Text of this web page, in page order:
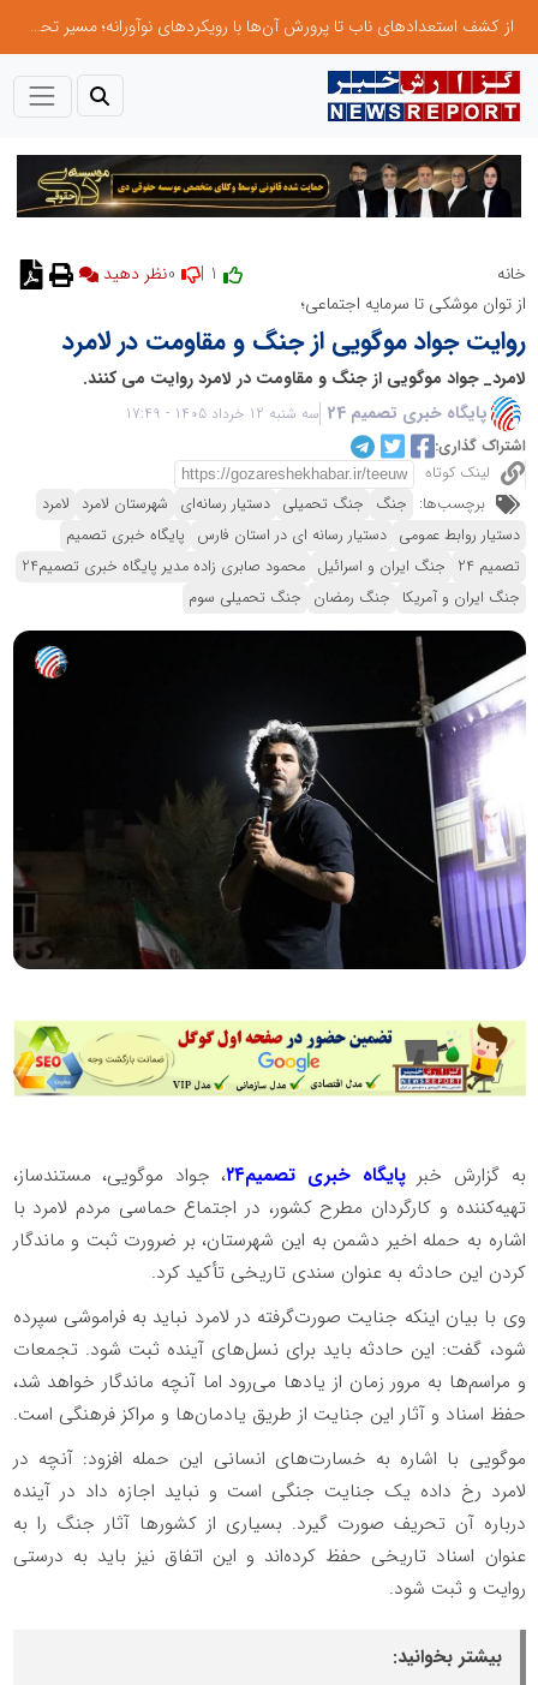
از کشف استعدادهای ناب تا پرورش آن‌ها با رویکردهای نوآورانه؛ مسیر تحول‌آفرین شنای ایران در سطح جهانی
خانه
نظر دهید
از توان موشکی تا سرمایه اجتماعی؛
روایت جواد موگویی از جنگ و مقاومت در لامرد
لامرد_ جواد موگویی از جنگ و مقاومت در لامرد روایت می کنند.
پایگاه خبری تصمیم 24
سه شنبه 12 خرداد 1405 - 17:49
اشتراک گذاری:
لینک کوتاه
برچسب‌ها: جنگ جنگ تحمیلی دستیار رسانه‌ای شهرستان لامرد لامرد
دستیار روابط عمومی دستیار رسانه ای در استان فارس پایگاه خبری تصمیم
تصمیم 24
جنگ ایران و اسرائیل محمود صابری زاده مدیر پایگاه خبری تصمیم24
جنگ ایران و آمریکا جنگ رمضان جنگ تحمیلی سوم
به گزارش خبر پایگاه خبری تصمیم۲۴
، جواد موگویی، مستندساز،
تهیه‌کننده و کارگردان مطرح کشور، در اجتماع حماسی مردم لامرد با
اشاره به حمله اخیر دشمن به این شهرستان، بر ضرورت ثبت و ماندگار
کردن این حادثه به عنوان سندی تاریخی تأکید کرد.
وی با بیان اینکه جنایت صورت‌گرفته در لامرد نباید به فراموشی سپرده
شود، گفت: این حادثه باید برای نسل‌های آینده ثبت شود. تجمعات
و مراسم‌ها به مرور زمان از یادها می‌رود اما آنچه ماندگار خواهد شد،
حفظ اسناد و آثار این جنایت از طریق یادمان‌ها و مراکز فرهنگی است.
موگویی با اشاره به خسارت‌های انسانی این حمله افزود: آنچه در
لامرد رخ داده یک جنایت جنگی است و نباید اجازه داد در آینده
درباره آن تحریف صورت گیرد. بسیاری از کشورها آثار جنگ را به
عنوان اسناد تاریخی حفظ کرده‌اند و این اتفاق نیز باید به درستی
روایت و ثبت شود.
بیشتر بخوانید: